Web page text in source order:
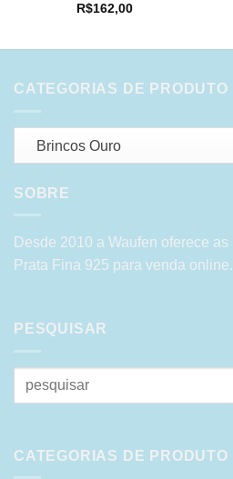
R$162,00
CATEGORIAS DE PRODUTO
Brincos Ouro
SOBRE
Desde 2010 a Waufen oferece
Prata Fina 925 para venda online.
PESQUISAR
Pesquisar
por:
CATEGORIAS DE PRODUTO